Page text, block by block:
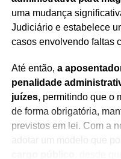
uma mudança
Judiciário e estabelece
casos envolvendo faltas
Até então, a
penalidade
juízes, permitindo que o
de forma obrigatória,
previstos em lei. Com a
adotar um modelo que